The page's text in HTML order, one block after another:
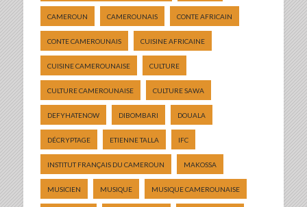
CAMEROUN CAMEROUNAIS CONTE AFRICAIN
CONTE CAMEROUNAIS CUISINE AFRICAINE
CUISINE CAMEROUNAISE CULTURE
CULTURE CAMEROUNAISE CULTURE SAWA
DEFYHATENOW DIBOMBARI DOUALA
DÉCRYPTAGE ETIENNE TALLA IFC
INSTITUT FRANÇAIS DU CAMEROUN MAKOSSA
MUSICIEN MUSIQUE MUSIQUE CAMEROUNAISE